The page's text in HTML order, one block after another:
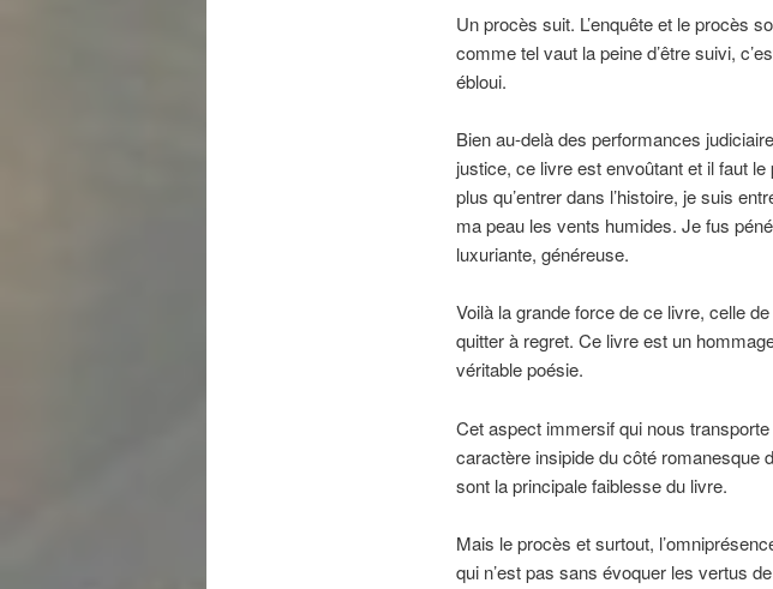
Un procès suit. L’enquête et le procès
comme tel vaut la peine d’être suivi,
ébloui.
Bien au-delà des performances
justice, ce livre est envoûtant et il faut le
plus qu’entrer dans l’histoire, je suis
ma peau les vents humides. Je fus
luxuriante, généreuse.
Voilà la grande force de ce livre, celle
quitter à regret. Ce livre est un
véritable poésie.
Cet aspect immersif qui nous
caractère insipide du côté romanesque
sont la principale faiblesse du livre.
Mais le procès et surtout,
qui n’est pas sans évoquer les vertus